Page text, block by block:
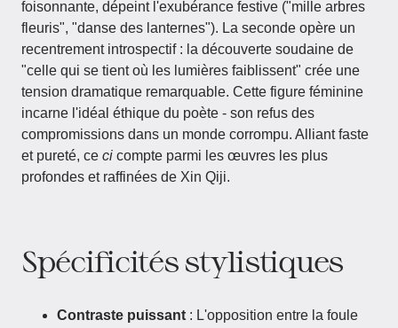
foisonnante, dépeint l'exubérance festive ("mille arbres
fleuris", "danse des lanternes"). La seconde opère un
recentrement introspectif : la découverte soudaine de
"celle qui se tient où les lumières faiblissent" crée une
tension dramatique remarquable. Cette figure féminine
incarne l'idéal éthique du poète - son refus des
compromissions dans un monde corrompu. Alliant faste
et pureté, ce ci compte parmi les œuvres les plus
profondes et raffinées de Xin Qiji.
Spécificités stylistiques
Contraste puissant : L'opposition entre la foule